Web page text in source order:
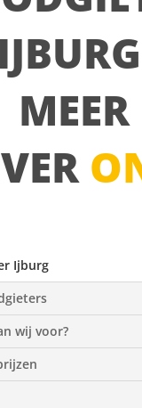
MEER
Ijburg
wij voor?